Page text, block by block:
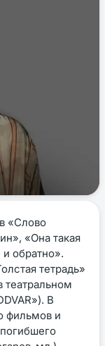
«Слово
«Она такая
обратно».
тетрадь»
театральном
В
фильмов и